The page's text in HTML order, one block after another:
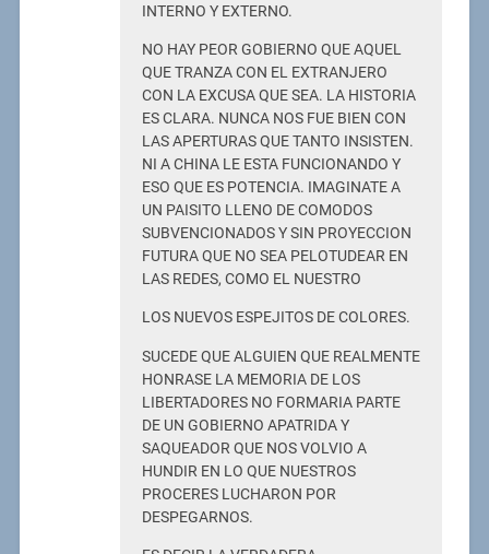
INTERNO Y EXTERNO.
NO HAY PEOR GOBIERNO QUE AQUEL
QUE TRANZA CON EL EXTRANJERO
CON LA EXCUSA QUE SEA. LA HISTORIA
ES CLARA. NUNCA NOS FUE BIEN CON
LAS APERTURAS QUE TANTO INSISTEN.
NI A CHINA LE ESTA FUNCIONANDO Y
ESO QUE ES POTENCIA. IMAGINATE A
UN PAISITO LLENO DE COMODOS
SUBVENCIONADOS Y SIN PROYECCION
FUTURA QUE NO SEA PELOTUDEAR EN
LAS REDES, COMO EL NUESTRO
LOS NUEVOS ESPEJITOS DE COLORES.
SUCEDE QUE ALGUIEN QUE REALMENTE
HONRASE LA MEMORIA DE LOS
LIBERTADORES NO FORMARIA PARTE
DE UN GOBIERNO APATRIDA Y
SAQUEADOR QUE NOS VOLVIO A
HUNDIR EN LO QUE NUESTROS
PROCERES LUCHARON POR
DESPEGARNOS.